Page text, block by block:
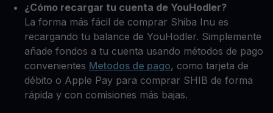
¿Cómo recargar tu cuenta de YouHodler?
La forma más fácil de comprar Shiba Inu es
recargando tu balance de YouHodler. Simplemente
añade fondos a tu cuenta usando métodos de pago
convenientes Metodos de pago, como tarjeta de
débito o Apple Pay para comprar SHIB de forma
rápida y con comisiones más bajas.